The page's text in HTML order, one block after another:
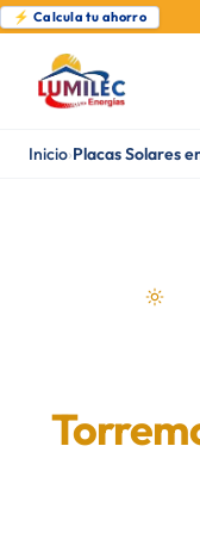
⚡ Calcula tu ahorro
Inicio›Placas Solares